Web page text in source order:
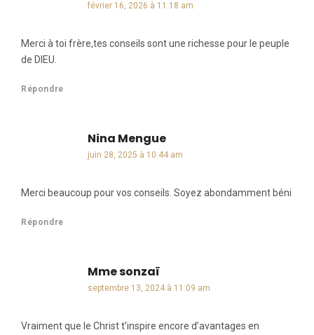
février 16, 2026 à 11:18 am
Merci à toi frère,tes conseils sont une richesse pour le peuple
de DIEU.
Répondre
Nina Menguedit :
juin 28, 2025 à 10:44 am
Merci beaucoup pour vos conseils. Soyez abondamment béni
Répondre
Mme sonzaïdit :
septembre 13, 2024 à 11:09 am
Vraiment que le Christ t’inspire encore d’avantages en